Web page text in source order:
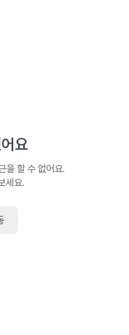
요
을 할 수 없어요.
세요.